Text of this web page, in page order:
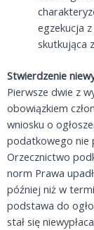
egzekucja
skutkująca
Stwierdzenie
Pierwsze dwie z
obowiązkiem
wniosku o
podatkowego nie
Orzecznictwo
norm Prawa
później niż w
podstawa do
stał się